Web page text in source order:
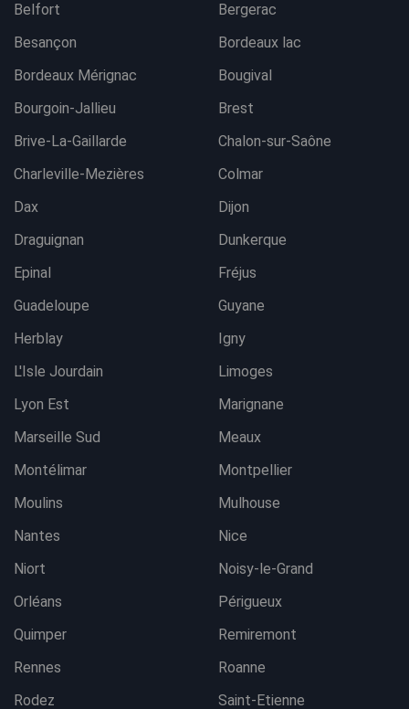
Belfort
Bergerac
Besançon
Bordeaux lac
Bordeaux Mérignac
Bougival
Bourgoin-Jallieu
Brest
Brive-La-Gaillarde
Chalon-sur-Saône
Charleville-Mezières
Colmar
Dax
Dijon
Draguignan
Dunkerque
Epinal
Fréjus
Guadeloupe
Guyane
Herblay
Igny
L'Isle Jourdain
Limoges
Lyon Est
Marignane
Marseille Sud
Meaux
Montélimar
Montpellier
Moulins
Mulhouse
Nantes
Nice
Niort
Noisy-le-Grand
Orléans
Périgueux
Quimper
Remiremont
Rennes
Roanne
Rodez
Saint-Etienne